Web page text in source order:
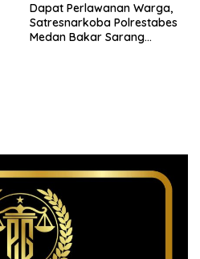
Dapat Perlawanan Warga,
Satresnarkoba Polrestabes
Medan Bakar Sarang